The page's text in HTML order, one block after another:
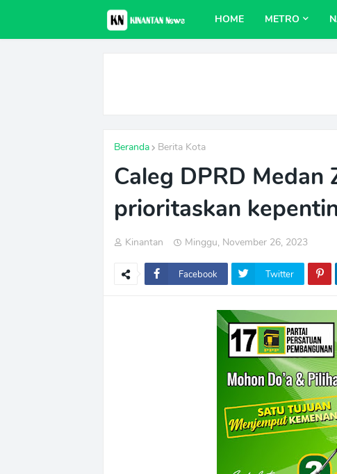
HOME METRO
Beranda Berita Kota
Caleg DPRD Medan
prioritaskan
Kinantan Minggu, November 26, 2023
Facebook Twitter